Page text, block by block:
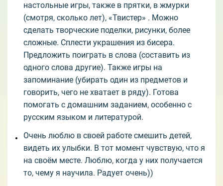
настольные игры, также в прятки, в жмурки
(смотря, сколько лет), «Твистер» . Можно
сделать творческие поделки, рисунки, более
сложные. Сплести украшения из бисера.
Предложить поиграть в слова (составить из
одного слова другие). Также игры на
запоминание (убирать один из предметов и
говорить, чего не хватает в ряду). Готова
помогать с домашним заданием, особенно с
русским языком и литературой.
Очень люблю в своей работе смешить детей,
видеть их улыбки. В тот момент чувствую, что я
на своём месте. Люблю, когда у них получается
то, чему я научила. Радует очень))